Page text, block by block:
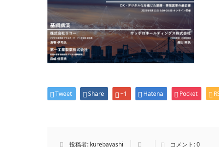
Tweet Share +1 Hatena Pocket
投稿者: kurebayashi コメント:0